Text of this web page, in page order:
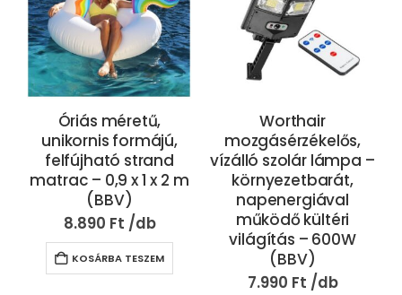
Óriás méretű,
unikornis formájú,
felfújható strand
matrac – 0,9 x 1 x 2 m
(BBV)
8.890 Ft
KOSÁRBA TESZEM
Worthair
mozgásérzékelős,
vízálló szolár lámpa –
környezetbarát,
napenergiával
működő kültéri
világítás – 600W
(BBV)
7.990 Ft